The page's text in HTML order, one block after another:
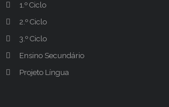
1.º Ciclo
2.º Ciclo
3.º Ciclo
Ensino Secundário
Projeto Língua